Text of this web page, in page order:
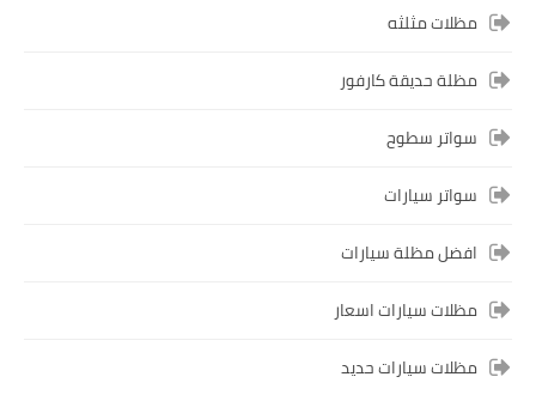
مظلات مثلثه
مظلة حديقة كارفور
سواتر سطوح
سواتر سيارات
افضل مظلة سيارات
مظلات سيارات اسعار
مظلات سيارات حديد